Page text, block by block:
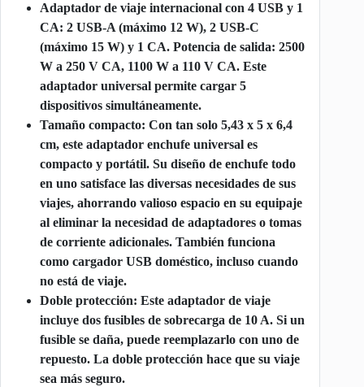
Adaptador de viaje internacional con 4 USB y 1
CA: 2 USB-A (máximo 12 W), 2 USB-C
(máximo 15 W) y 1 CA. Potencia de salida: 2500
W a 250 V CA, 1100 W a 110 V CA. Este
adaptador universal permite cargar 5
dispositivos simultáneamente.
Tamaño compacto: Con tan solo 5,43 x 5 x 6,4
cm, este adaptador enchufe universal es
compacto y portátil. Su diseño de enchufe todo
en uno satisface las diversas necesidades de sus
viajes, ahorrando valioso espacio en su equipaje
al eliminar la necesidad de adaptadores o tomas
de corriente adicionales. También funciona
como cargador USB doméstico, incluso cuando
no está de viaje.
Doble protección: Este adaptador de viaje
incluye dos fusibles de sobrecarga de 10 A. Si un
fusible se daña, puede reemplazarlo con uno de
repuesto. La doble protección hace que su viaje
sea más seguro.